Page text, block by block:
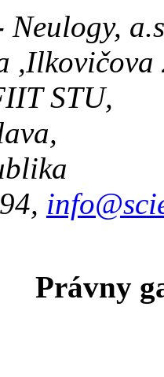
Neulogy,
,Ilkovičova
STU,
Právny